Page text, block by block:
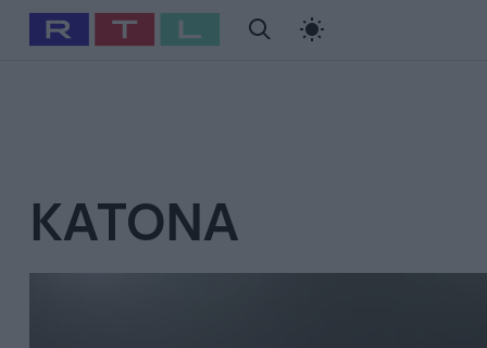
Babits Marcella Szellő István Most Wanted
KATONA